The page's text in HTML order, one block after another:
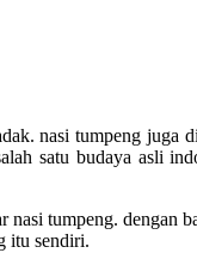
nasi tumpeng juga
satu budaya asli
tumpeng.
itu sendiri.